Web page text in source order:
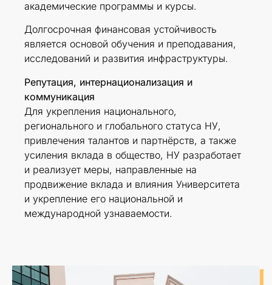
академические программы и курсы.
Долгосрочная финансовая устойчивость
является основой обучения и преподавания,
исследований и развития инфраструктуры.
Репутация, интернационализация и
коммуникация
Для укрепления национального,
регионального и глобального статуса НУ,
привлечения талантов и партнёрств, а также
усиления вклада в общество, НУ разработает
и реализует меры, направленные на
продвижение вклада и влияния Университета
и укрепление его национальной и
международной узнаваемости.